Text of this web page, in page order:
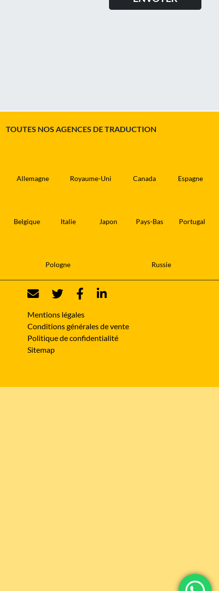
TOUTES NOS AGENCES DE TRADUCTION
Allemagne Royaume-Uni Canada Espagne
Belgique Italie Japon Pays-Bas Portugal
Pologne Russie
Mentions légales
Conditions générales de vente
Politique de confidentialité
Sitemap